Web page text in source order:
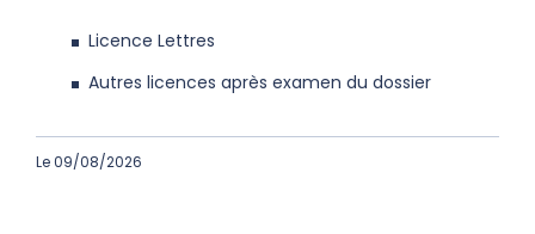
Licence Lettres
Autres licences après examen du dossier
Le 09/08/2026